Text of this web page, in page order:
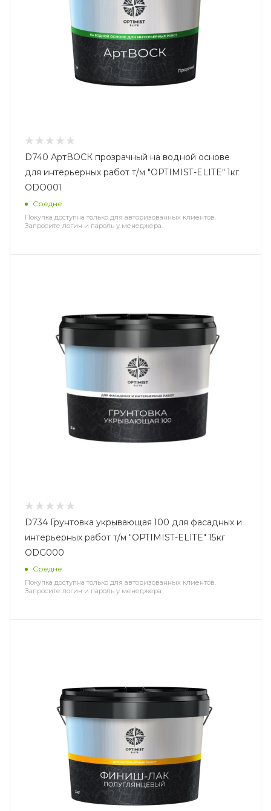
D740 АртВОСК прозрачный на водной основе
для интерьерных работ т/м "OPTIMIST-ELITE" 1кг
ODO001
Средне
Покупка доступна только для авторизованных клиентов.
Запросите логин и пароль у менеджера.
D734 Грунтовка укрывающая 100 для фасадных и
интерьерных работ т/м "OPTIMIST-ELITE" 15кг
ODG000
Средне
Покупка доступна только для авторизованных клиентов.
Запросите логин и пароль у менеджера.